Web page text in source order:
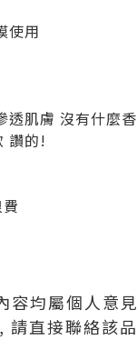
使用
透肌膚 沒有什麼
讚的!
均屬個人意
請直接聯絡該